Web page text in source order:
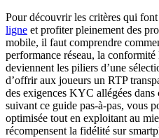
Pour découvrir les critères qui font
ligne et profiter pleinement des
mobile, il faut comprendre
performance réseau, la
deviennent les piliers d’une
d’offrir aux joueurs un RTP
des exigences KYC allégées dans
suivant ce guide pas‑à‑pas, vous
optimisée tout en exploitant au
récompensent la fidélité sur